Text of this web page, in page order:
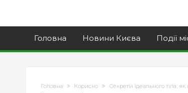
Головна Новини Києва Події
Головна Корисно Секрети ідеального тіла: